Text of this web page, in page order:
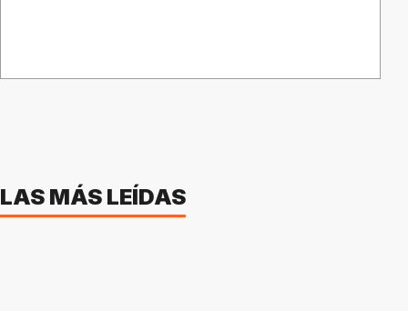
LAS MÁS LEÍDAS